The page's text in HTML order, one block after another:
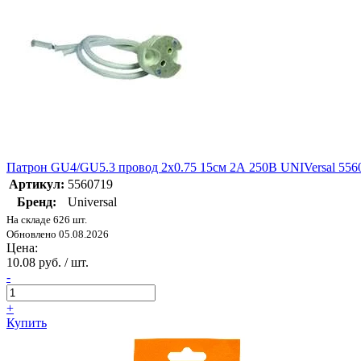
Патрон GU4/GU5.3 провод 2х0.75 15см 2А 250В UNIVersal
Артикул: 5560719
Бренд:
Universal
На складе 626 шт.
Обновлено 05.08.2026
Цена:
10.08 руб. / шт.
-
+
Купить